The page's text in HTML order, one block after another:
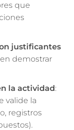
que
justificantes
demostrar
la actividad:
valide la
registros